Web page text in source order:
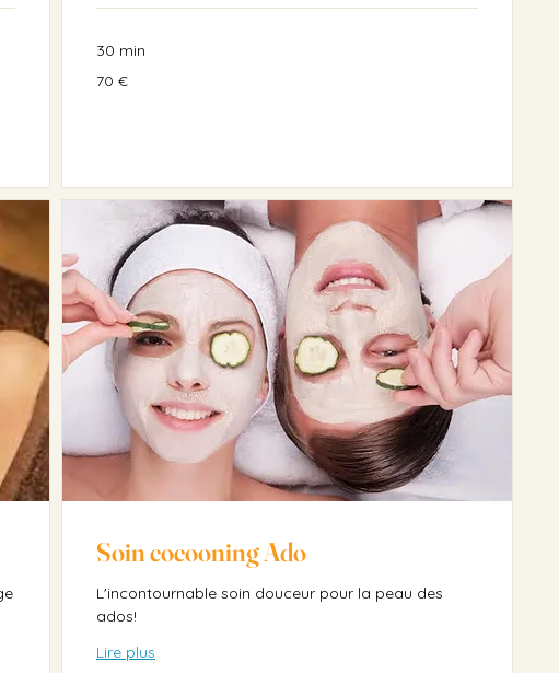
30 min
euros
70 €
Soin cocooning Ado
L'incontournable soin douceur pour la peau des
ados!
Lire plus